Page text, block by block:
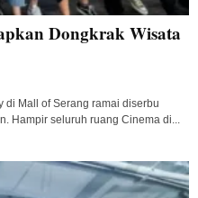
Dongkrak Wisata
di Mall of Serang ramai diserbu
Hampir seluruh ruang Cinema di...